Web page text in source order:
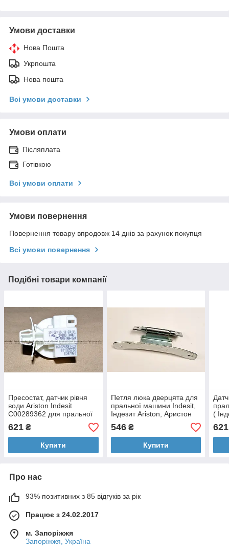
Умови доставки
Нова Пошта
Укрпошта
Нова пошта
Всі умови доставки
Умови оплати
Післяплата
Готівкою
Всі умови оплати
Умови повернення
Повернення товару впродовж 14 днів за рахунок покупця
Всі умови повернення
Подібні товари компанії
Пресостат, датчик рівня
води Ariston Indesit
C00289362 для пральної
машини
621 ₴
Купити
Петля люка дверцята для
пральної машини Indesit,
Індезит Ariston, Аристон
Оригінал
546₴
Купити
(
621
Про нас
93% позитивних з 85 відгуків за рік
Працює з 24.02.2017
м. Запоріжжя
Запоріжжя, Україна